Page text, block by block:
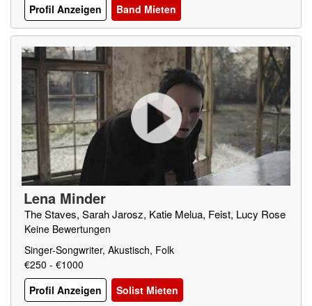
Profil Anzeigen
Band Mieten
Lena Minder
The Staves, Sarah Jarosz, Katie Melua, Feist, Lucy Rose
Keine Bewertungen
Singer-Songwriter, Akustisch, Folk
€250 - €1000
Profil Anzeigen
Solist Mieten